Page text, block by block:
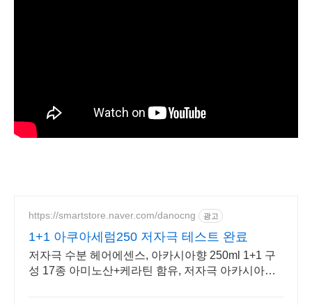
https://smartstore.naver.com/danocng 광고
1+1 아쿠아세럼250 저자극 테스트 완료
저자극 수분 헤어에센스, 아카시아향 250ml 1+1 구
성 17종 아미노산+케라틴 함유, 저자극 아카시아향